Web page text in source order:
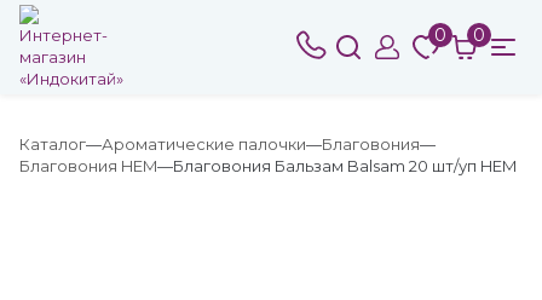
0 0
Каталог Ароматические палочки
Благовония
Благовония HEM
Благовония Бальзам Balsam 20 шт/уп HEM